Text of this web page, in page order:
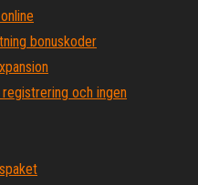
bonuskoder
och ingen